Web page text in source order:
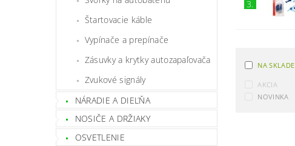
Štartovacie káble
Vypínače a prepínače
Zásuvky a krytky autozapaľovača
Zvukové signály
NÁRADIE A DIEĽŇA
NOSIČE A DRŽIAKY
OSVETLENIE
3.
NA SKLADE
AKCIA
NOVINKA